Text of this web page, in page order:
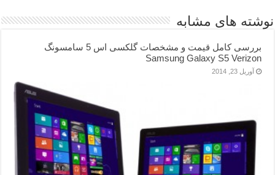
نوشته های مشابه
بررسی کامل قیمت و مشخصات گلکسی اس 5 سامسونگ
Samsung Galaxy S5 Verizon
آوریل 23, 2014